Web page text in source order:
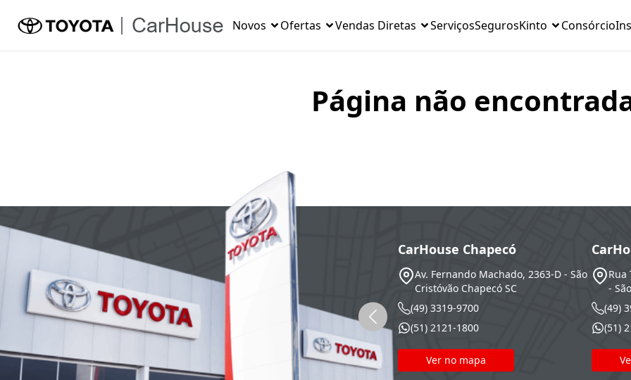
Novos Ofertas Vendas Diretas ServiçosSegurosKinto Consórcio
Página não
CarHouse Chapecó
Av. Fernando Machado, 2363-D - São
Cristóvão Chapecó SC
(49) 3319-9700
(51) 2121-1800
Ver no mapa
Rua
-
(49)
(51)